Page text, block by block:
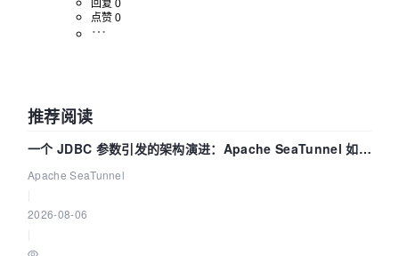
回复 0
点赞 0
推荐阅读
一个 JDBC 参数引发的架构演进：Apache SeaTunnel 如何
解决数据同步中的“定时 Flush”难题
Apache SeaTunnel
2026-08-06